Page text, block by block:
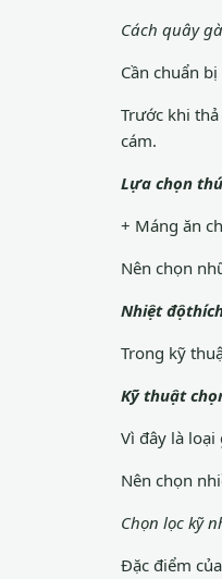
Cách quây
Cần chuẩn
Trước khi
cám.
Lựa chọn
+ Máng ăn
Nên chọn
Nhiệt
Trong kỹ
Kỹ thuật
Vì đây là
Nên chọn
Chọn lọc kỹ
Đặc điểm